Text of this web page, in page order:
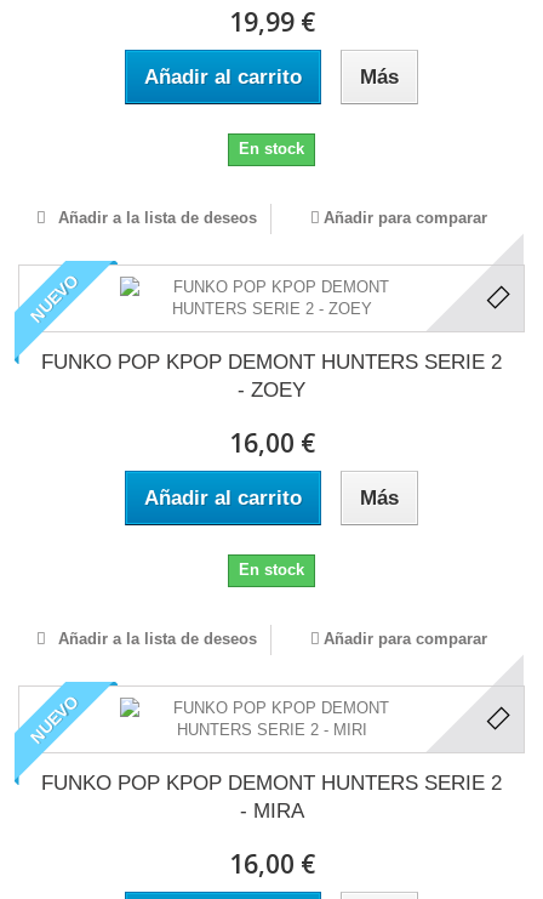
19,99 €
Añadir al carrito Más
En stock
Añadir a la lista de deseos Añadir para comparar
NUEVO
FUNKO POP KPOP DEMONT HUNTERS SERIE 2
- ZOEY
16,00 €
Añadir al carrito Más
En stock
Añadir a la lista de deseos Añadir para comparar
NUEVO
FUNKO POP KPOP DEMONT HUNTERS SERIE 2
- MIRA
16,00 €